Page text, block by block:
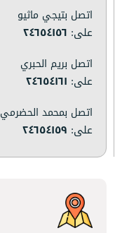
اتصل بتيجي ماثيو
على: ٢٤٦٥٤١٥٦
اتصل بريم الحبري
على: ٢٤٦٥٤١٦١
اتصل بمحمد الحضرمي
على: ٢٤٦٥٤١٥٩